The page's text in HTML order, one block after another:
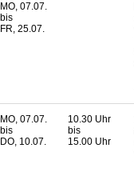
MO, 07.07.
bis
FR, 25.07.
MO, 07.07.
bis
DO, 10.07.
10.30 Uhr
bis
15.00 Uhr